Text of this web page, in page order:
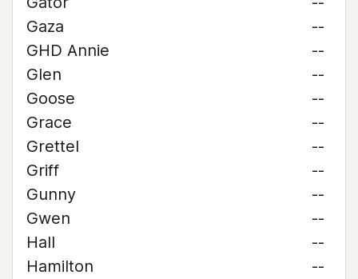
Gaza
--
GHD Annie
--
Glen
--
Goose
--
Grace
--
Grettel
--
Griff
--
Gunny
--
Gwen
--
Hall
--
Hamilton
--